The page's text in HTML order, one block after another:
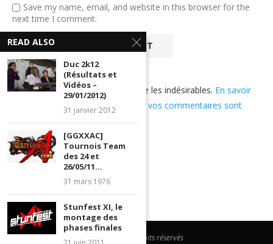
Save my name, email, and website in this browser for the
next time I comment.
Ce site utilise Akismet pour réduire les indésirables. En savoir
plus sur comment les données de vos commentaires sont
@2023 - Tous droits réservés
READ ALSO
Duc 2k12
(Résultats et
Vidéos –
29/01/2012)
31 janvier 2012
[GGXXAC]
Tournois Team
des 24 et
26/05/11...
31 mars 1976
Stunfest XI, le
montage des
phases finales